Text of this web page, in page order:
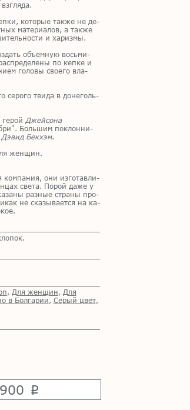
ко­то­рые та­к­же не де­
ма­те­ри­а­лов, а та­к­же
и ха­риз­мы.
объ­ем­ную вось­ми­
по кеп­ке и
го­ло­вы сво­е­го вла­
се­ро­го тви­да в до­не­голь­
Джейсона
Боль­шим по­клон­ни­
Дэвид Бекхэм.
жен­щин.
ком­па­ния, они из­го­тав­ли­
све­та. По­рой даже у
раз­ные стра­ны про­
не ска­зы­ва­ет­ся на ка­
, Для женщин, Для
в Болгарии, Серый цвет,
p